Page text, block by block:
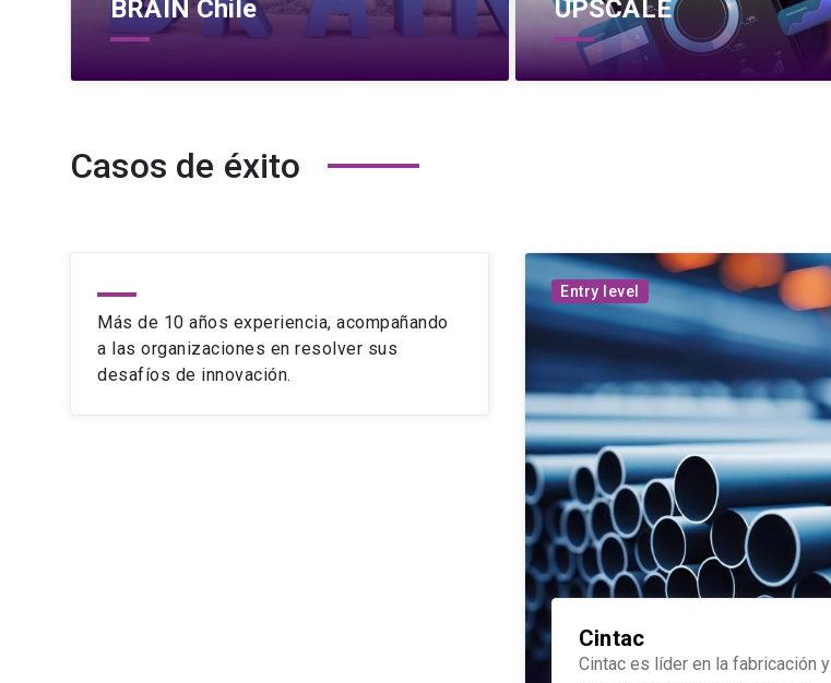
BRAIN Chile UPSCALE
Casos de éxito
Más de 10 años experiencia, acompañando
a las organizaciones en resolver sus
desafíos de innovación.
Cintac
Cintac es líder en la fabricación y
Entry level